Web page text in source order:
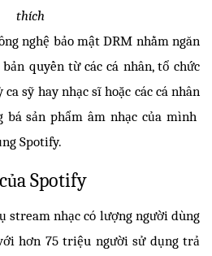
thích
nghệ bảo mật DRM nhằm ngăn
quyền từ các cá nhân, tổ chức
sỹ hay nhạc sĩ hoặc các cá nhân
bá sản phẩm âm nhạc của mình
Spotify.
Spotify
stream nhạc có lượng người dùng
hơn 75 triệu người sử dụng trả